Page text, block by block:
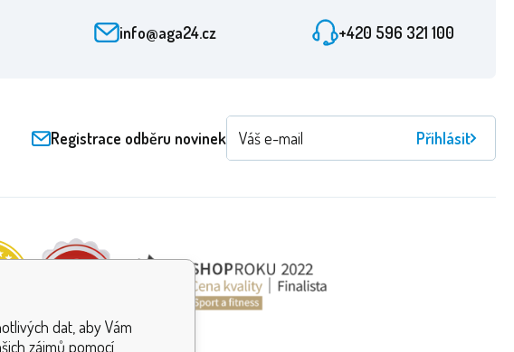
info@aga24.cz +420 596 321 100
Registrace odběru novinek Přihlásit
dat, aby Vám
zájmů pomocí